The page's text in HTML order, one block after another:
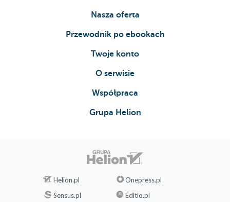
Nasza oferta
Przewodnik po ebookach
Twoje konto
O serwisie
Współpraca
Grupa Helion
Helion.pl
Onepress.pl
Sensus.pl
Editio.pl